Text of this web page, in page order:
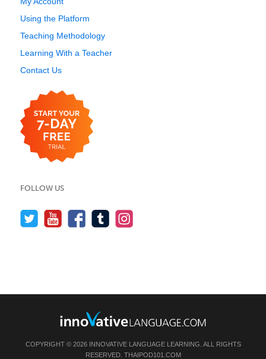
Using the Platform
Teaching Methodology
Learning With a Teacher
Contact Us
FOLLOW US
COPYRIGHT © 2026 INNOVATIVE LANGUAGE LEARNING. ALL RIGHTS
RESERVED. THAIPOD101.COM